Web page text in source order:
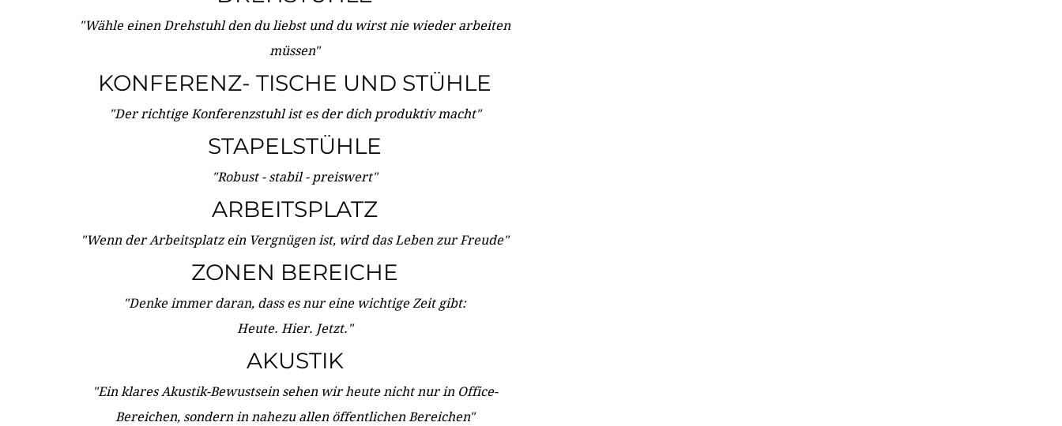
"Wähle einen Drehstuhl den du liebst und du wirst nie wieder arbeiten
müssen"
KONFERENZ- TISCHE UND STÜHLE
"Der richtige Konferenzstuhl ist es der dich produktiv macht"
STAPELSTÜHLE
"Robust - stabil - preiswert"
ARBEITSPLATZ
"Wenn der Arbeitsplatz ein Vergnügen ist, wird das Leben zur Freude"
ZONEN BEREICHE
"Denke immer daran, dass es nur eine wichtige Zeit gibt:
Heute. Hier. Jetzt."
AKUSTIK
"Ein klares Akustik-Bewustsein sehen wir heute nicht nur in Office-
Bereichen, sondern in nahezu allen öffentlichen Bereichen"